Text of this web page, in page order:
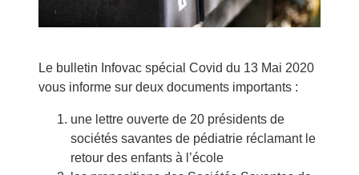
Le bulletin Infovac spécial Covid du 13 Mai 2020
vous informe sur deux documents importants :
une lettre ouverte de 20 présidents de
sociétés savantes de pédiatrie réclamant le
retour des enfants à l’école